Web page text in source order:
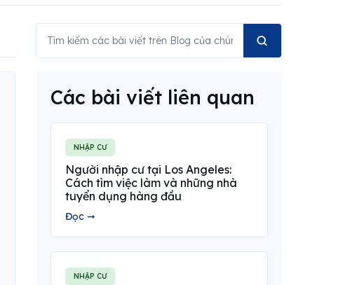
Các bài viết liên quan
NHẬP CƯ
Người nhập cư tại Los Angeles:
Cách tìm việc làm và những nhà
tuyển dụng hàng đầu
Đọc ➞
NHẬP CƯ